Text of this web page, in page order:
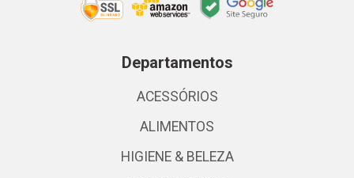
Departamentos
ACESSÓRIOS
ALIMENTOS
HIGIENE & BELEZA